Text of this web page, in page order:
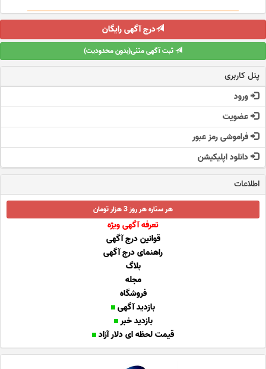
درج آگهی رایگان
ثبت آگهی متنی(بدون محدودیت)
پنل کاربری
ورود
عضویت
فراموشی رمز عبور
دانلود اپلیکیشن
اطلاعات
هر ستاره هر روز 3 هزار تومان
تعرفه آگهی ویژه
قوانین درج آگهی
راهنمای درج آگهی
بلاگ
مجله
فروشگاه
بازدید آگهی
بازدید خبر
قیمت لحظه ای دلار آزاد